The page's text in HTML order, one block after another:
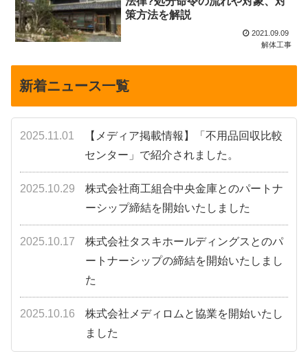
策方法を解説
2021.09.09
解体工事
新着ニュース一覧
2025.11.01
【メディア掲載情報】「不用品回収比較
センター」で紹介されました。
2025.10.29
株式会社商工組合中央金庫とのパートナ
ーシップ締結を開始いたしました
2025.10.17
株式会社タスキホールディングスとのパ
ートナーシップの締結を開始いたしまし
た
2025.10.16
株式会社メディロムと協業を開始いたし
ました